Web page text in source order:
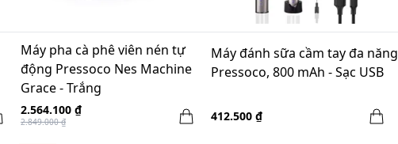
Máy pha cà phê viên nén tự
động Pressoco Nes Machine
Grace - Trắng
2.564.100 ₫
2.849.000 ₫
Máy đánh sữa cầm tay đa năng
Pressoco, 800 mAh - Sạc USB
412.500 ₫